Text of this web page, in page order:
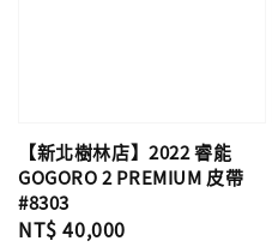
【新北樹林店】2022 睿能
GOGORO 2 PREMIUM 皮帶
#8303
Regular
NT$ 40,000